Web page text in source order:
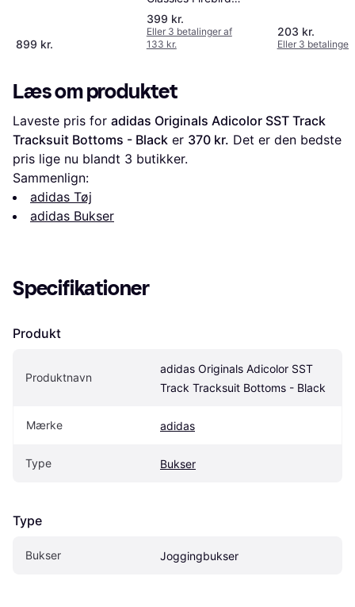
899 kr.
Træningsbukser -
Sort/Hvid
399 kr.
Eller 3 betalinger af
133 kr.
203 kr.
Eller 3 betalinger
Læs om produktet
Laveste pris for adidas Originals Adicolor SST Track
Tracksuit Bottoms - Black er 370 kr. Det er den bedste
pris lige nu blandt 3 butikker.
Sammenlign:
adidas Tøj
adidas Bukser
Specifikationer
Produkt
Produktnavn
adidas Originals Adicolor SST
Track Tracksuit Bottoms - Black
Mærke adidas
Type Bukser
Type
Bukser Joggingbukser